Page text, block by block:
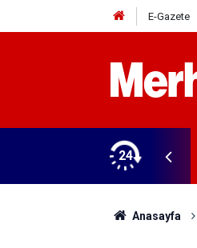
E-Gazete
24
11 şehirde yarışıyorlar
Anasayfa